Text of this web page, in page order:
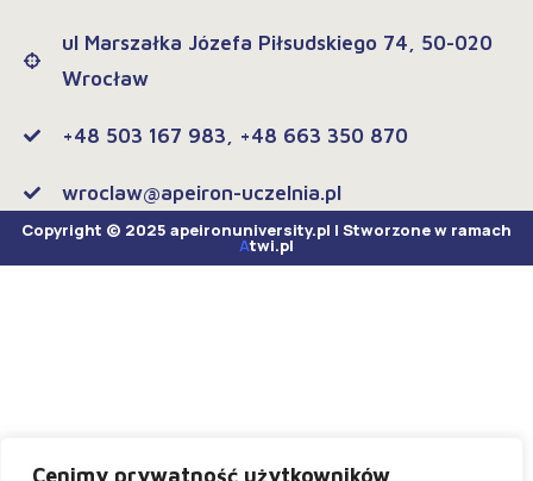
Cenimy prywatność użytkowników
ul Marszałka Józefa Piłsudskiego 74, 50-020
Wrocław
+48 503 167 983, +48 663 350 870
wroclaw@apeiron-uczelnia.pl
Copyright © 2025 apeironuniversity.pl | Stworzone w ramach
Atwi.pl